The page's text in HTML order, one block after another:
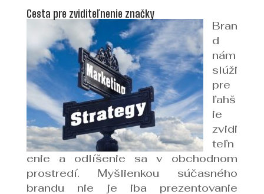
Cesta pre zviditeľnenie značky
Bran
d
nám
slúži
pre
ľahš
ie
zvidi
teľn
enie a odlíšenie sa v obchodnom
prostredí. Myšlienkou súčasného
brandu nie je iba prezentovanie